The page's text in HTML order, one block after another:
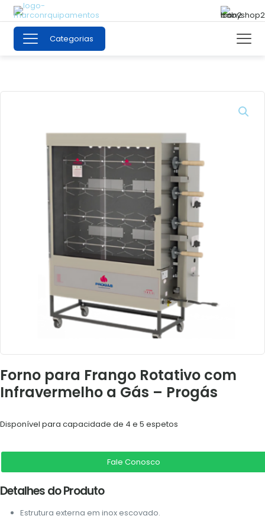
Categorias
Forno para Frango Rotativo com
Infravermelho a Gás – Progás
Disponível para capacidade de 4 e 5 espetos
Fale Conosco
Detalhes do Produto
Estrutura externa em inox escovado.